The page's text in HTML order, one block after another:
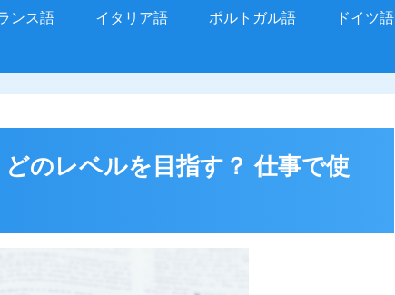
ンス語 イタリア語 ポルトガル語 ドイツ語
のレベルを目指す？ 仕事で使